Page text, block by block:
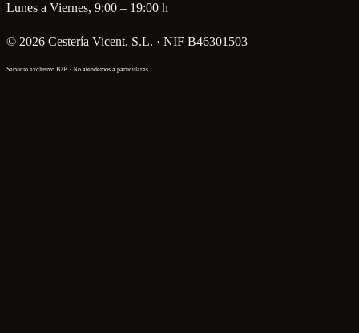
Lunes a Viernes, 9:00 – 19:00 h
© 2026 Cestería Vicent, S.L. · NIF B46301503
Servicio exclusivo B2B · No atendemos a particulares